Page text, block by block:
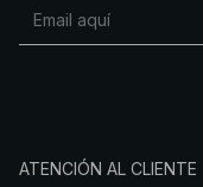
ATENCIÓN AL CLIENTE